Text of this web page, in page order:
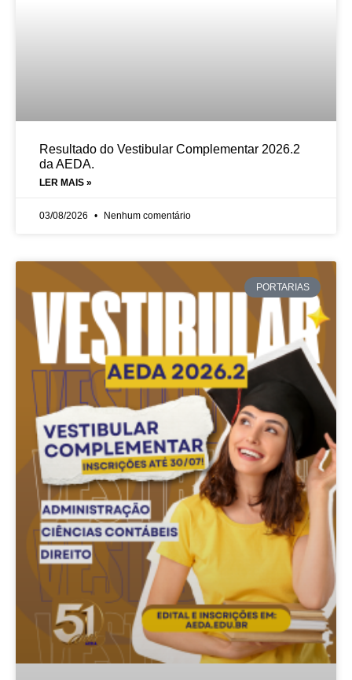
Resultado do Vestibular Complementar 2026.2
da AEDA.
LER MAIS »
03/08/2026 Nenhum comentário
PORTARIAS